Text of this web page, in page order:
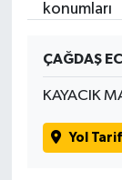
konumları
ÇAĞDAŞ
KAYACIK
Yol
Teknoloji
Yaşam